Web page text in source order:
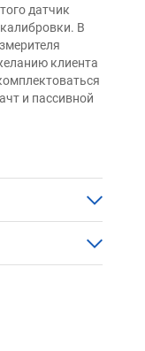
датчик
В
клиента
и пассивной